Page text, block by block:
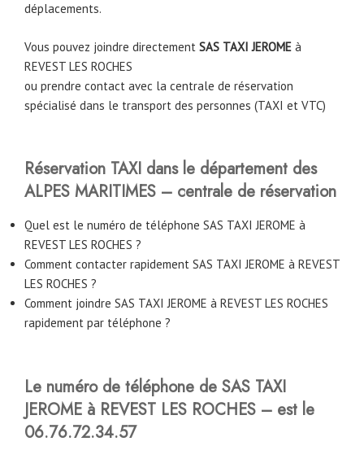
déplacements.
Vous pouvez joindre directement SAS TAXI JEROME à
REVEST LES ROCHES
ou prendre contact avec la centrale de réservation
spécialisé dans le transport des personnes (TAXI et VTC)
Réservation TAXI dans le département des
ALPES MARITIMES – centrale de réservation
Quel est le numéro de téléphone SAS TAXI JEROME à
REVEST LES ROCHES ?
Comment contacter rapidement SAS TAXI JEROME à REVEST
LES ROCHES ?
Comment joindre SAS TAXI JEROME à REVEST LES ROCHES
rapidement par téléphone ?
Le numéro de téléphone de SAS TAXI
JEROME à REVEST LES ROCHES – est le
06.76.72.34.57